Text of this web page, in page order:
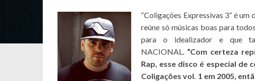
“Coligações Expressivas 3” é
reúne só músicas boas para
para o idealizador e que
NACIONAL. “Com certeza
Rap, esse disco é especial de
Coligações vol. 1 em 2005,